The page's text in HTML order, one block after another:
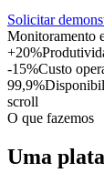
Solicitar
Monitoramento
+20%
-15%Custo
99,9%
scroll
O que fazemos
Uma